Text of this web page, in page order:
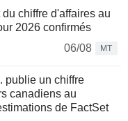
chiffre d'affaires au
2026 confirmés
06/08
MT
publie un chiffre
canadiens au
de FactSet